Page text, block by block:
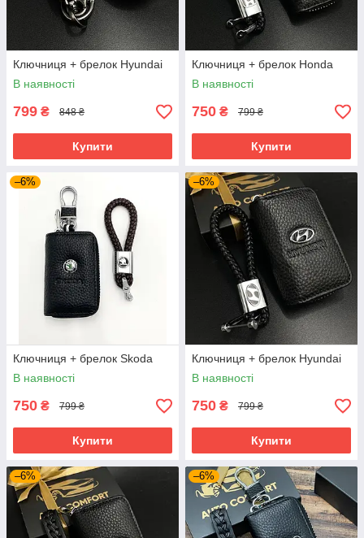
Ключниця + брелок Hyundai
В наявності
799 ₴ 848 ₴
Купити
Ключниця + брелок Honda
В наявності
750 ₴ 799 ₴
Купити
–6%
Ключниця + брелок Skoda
В наявності
750 ₴ 799 ₴
Купити
–6%
Ключниця + брелок Hyundai
В наявності
750 ₴ 799 ₴
Купити
–6% –6%